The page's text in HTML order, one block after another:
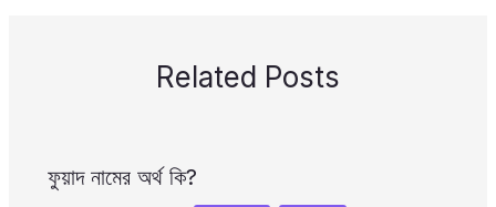
Related Posts
ফুয়াদ নামের অর্থ কি?